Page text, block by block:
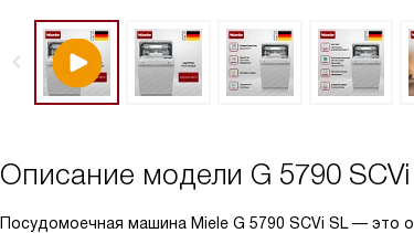
Описание модели G 5790
Посудомоечная машина Miele G 5790 SCVi SL — это